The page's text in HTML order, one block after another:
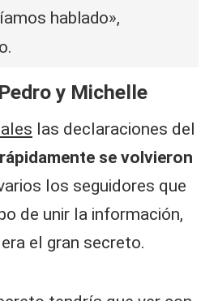
hablado»,
y Michelle
las declaraciones del
se volvieron
los seguidores que
de unir la información,
el gran secreto.